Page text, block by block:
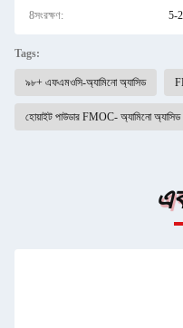
8সংরক্ষণ: 5-
Tags:
৯৮+ এফএমওসি-অ্যামিনো অ্যাসিড
হোয়াইট পাউডার FMOC- অ্যামিনো অ্যাসিড